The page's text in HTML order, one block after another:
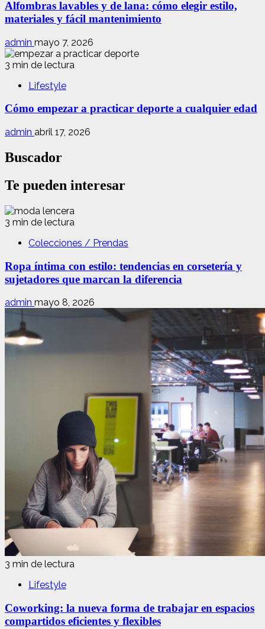
Alfombras lavables y de lana: cómo elegir estilo,
materiales y fácil mantenimiento
admin mayo 7, 2026
3 min de lectura
Lifestyle
Cómo empezar a practicar deporte a cualquier edad
admin abril 17, 2026
Buscador
Te pueden interesar
3 min de lectura
Colecciones / Prendas
Ropa íntima con estilo: tendencias en corsetería y
sujetadores que marcan la diferencia
admin mayo 8, 2026
3 min de lectura
Lifestyle
Coworking: la nueva forma de trabajar en espacios
compartidos eficientes y flexibles